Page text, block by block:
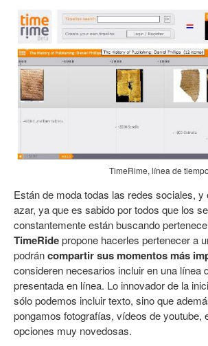
TimeRime, línea de
Están de moda todas las redes sociales, y
azar, ya que es sabido por todos que los
constantemente están buscando
TimeRidepropone hacerles pertenecer a
podráncompartir sus momentos más
consideren necesarios incluir en una línea
presentada en línea. Lo innovador de la
sólo podemos incluir texto, sino que
pongamos fotografías, vídeos de youtube,
opciones muy novedosas.